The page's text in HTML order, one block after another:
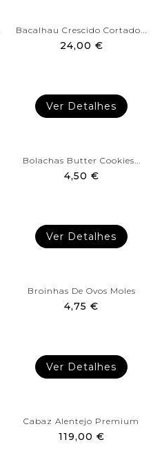
Bacalhau Crescido Cortado...
24,00 €
Ver Detalhes
Bolachas Butter Cookies...
4,50 €
Ver Detalhes
Broinhas De Ovos Moles
4,75 €
Ver Detalhes
Cabaz Alentejo Premium
119,00 €